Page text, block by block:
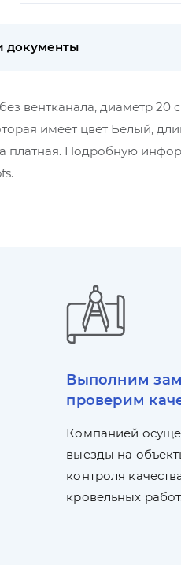
документы
вентканала, диаметр 20
имеет цвет Белый,
платная. Подробную
Выполним
проверим
Компанией
выезды на
контроля
кровельных